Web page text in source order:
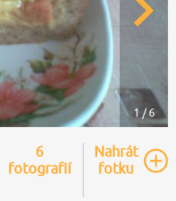
1 / 6
6
fotografií
Nahrát
fotku